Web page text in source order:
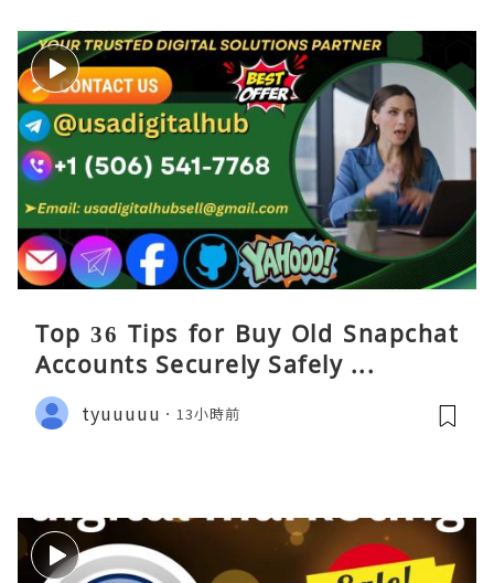
Top 36 Tips for Buy Old Snapchat
Accounts Securely Safely ...
tyuuuuu 13小時前